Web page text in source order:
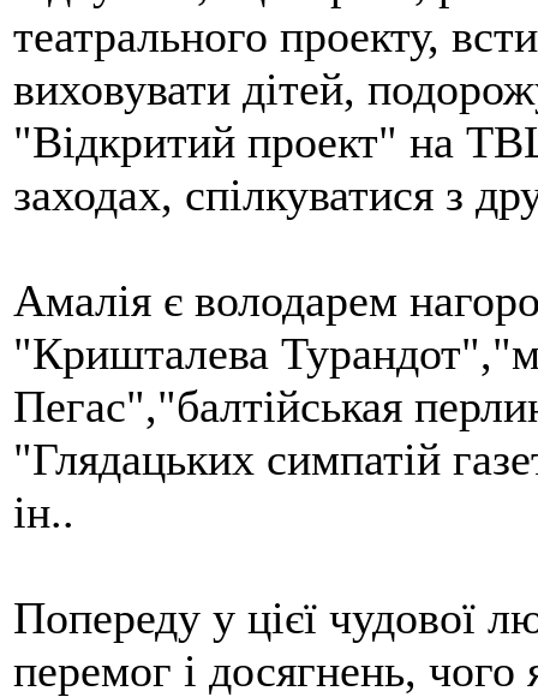
театрального проекту,
виховувати дітей,
"Відкритий проект" на
заходах, спілкуватися з
Амалія є володарем
"Кришталева
Пегас","балтійськая
"Глядацьких симпатій
ін..
Попереду у цієї чудової
перемог і досягнень,